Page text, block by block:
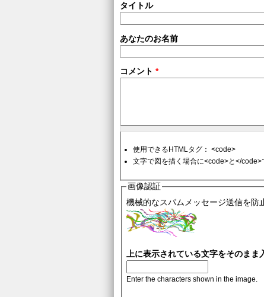
タイトル
あなたのお名前
コメント *
使用できるHTMLタグ： <code>
文字で図を描く場合に<code>と</code>
画像認証
機械的なスパムメッセージ送信を防
上に表示されている文字をそのまま
Enter the characters shown in the image.